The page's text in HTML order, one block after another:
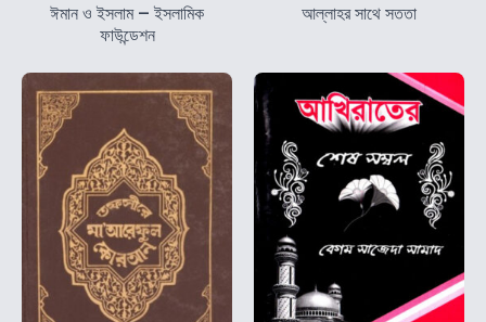
ঈমান ও ইসলাম – ইসলামিক
ফাউন্ডেশন
আল্লাহর সাথে সততা